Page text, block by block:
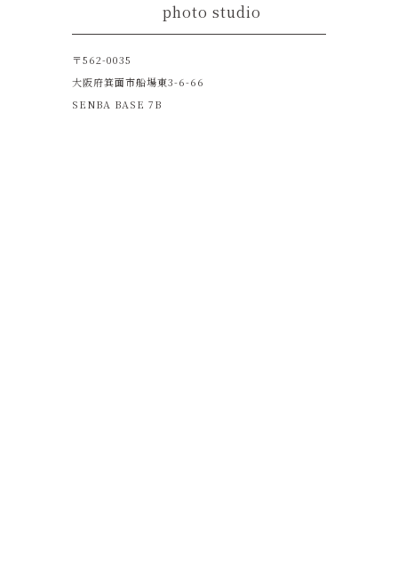
photo studio
〒562-0035
大阪府箕面市船場東3-6-66
SENBA BASE 7B